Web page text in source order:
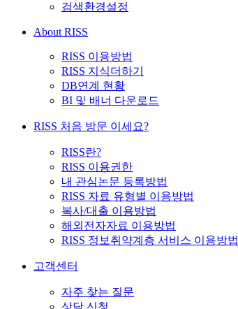
검색환경설정
About RISS
RISS 이용방법
RISS 지식더하기
DB연계 현황
BI 및 배너 다운로드
RISS 처음 방문 이세요?
RISS란?
RISS 이용권한
내 관심논문 등록방법
RISS 자료 유형별 이용방법
복사/대출 이용방법
해외전자자료 이용방법
RISS 정보취약계층 서비스 이용방법
고객센터
자주 찾는 질문
상담 신청